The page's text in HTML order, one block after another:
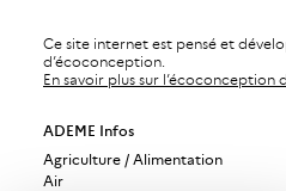
Ce site internet est pensé et
d’écoconception.
En savoir plus sur l’écoconception
ADEME Infos
Agriculture / Alimentation
Air